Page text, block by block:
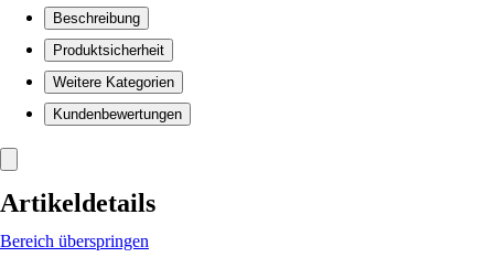
Beschreibung
Produktsicherheit
Weitere Kategorien
Kundenbewertungen
Artikeldetails
Bereich überspringen